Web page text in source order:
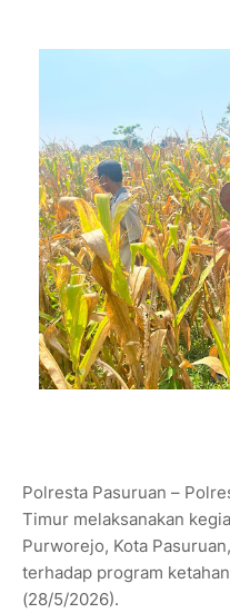
Polresta Pasuruan –
Timur melaksanakan
Purworejo, Kota
terhadap program
(28/5/2026).